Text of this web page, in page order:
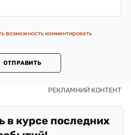
возможность комментировать
ОТПРАВИТЬ
в курсе последних